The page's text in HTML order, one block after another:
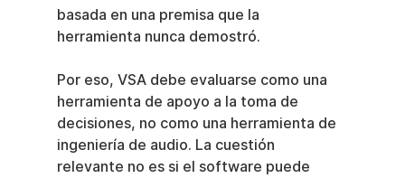
basada en una premisa que la
herramienta nunca demostró.
Por eso, VSA debe evaluarse como una
herramienta de apoyo a la toma de
decisiones, no como una herramienta de
ingeniería de audio. La cuestión
relevante no es si el software puede